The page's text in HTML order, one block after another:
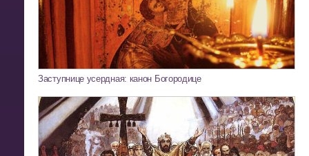
Заступнице усердная: канон Богородице